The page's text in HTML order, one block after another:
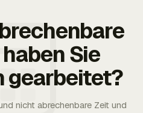
Sie
gearbeitet?
nicht abrechenbare Zeit und